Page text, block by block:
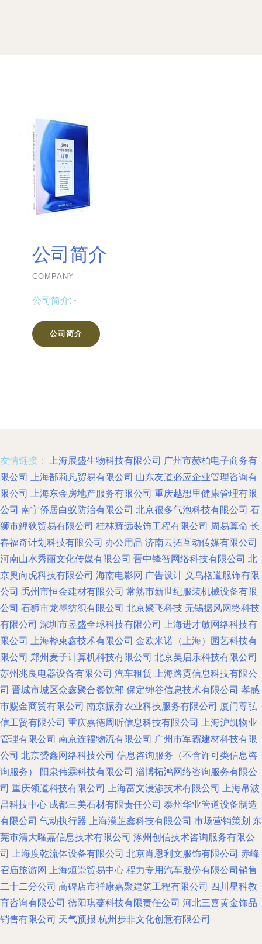
公司简介
COMPANY
公司简介: -
公司简介
友情链接： 上海展盛生物科技有限公司 广州市赫柏电子商务有
限公司 上海郜莉凡贸易有限公司 山东友道必应企业管理咨询有
限公司 上海东金房地产服务有限公司 重庆越想里健康管理有限
公司 南宁侨居白蚁防治有限公司 北京很多气泡科技有限公司 石
狮市鲤狄贸易有限公司 桂林辉远装饰工程有限公司 周易算命 长
春福奇计划科技有限公司 办公用品 济南云拓互动传媒有限公司
河南山水秀丽文化传媒有限公司 晋中锋智网络科技有限公司 北
京奥向虎科技有限公司 海南电影网 广告设计 义乌格道服饰有限
公司 禹州市恒金建材有限公司 常熟市新世纪服装机械设备有限
公司 石狮市龙墨纺织有限公司 北京聚飞科技 无锡据风网络科技
有限公司 深圳市昱盛全球科技有限公司 上海进才敏网络科技有
限公司 上海桦束鑫技术有限公司 金欧米诺（上海）园艺科技有
限公司 郑州麦子计算机科技有限公司 北京吴启乐科技有限公司
苏州兆良电器设备有限公司 汽车租赁 上海路霓信息科技有限公
司 晋城市城区众鑫聚合餐饮部 保定绅谷信息技术有限公司 孝感
市赐金商贸有限公司 南京振乔农业科技服务有限公司 厦门尊弘
信工贸有限公司 重庆嘉德周昕信息科技有限公司 上海沪凯物业
管理有限公司 南京连福物流有限公司 广州市军霸建材科技有限
公司 北京赟鑫网络科技公司 信息咨询服务（不含许可类信息咨
询服务）
阳泉伟霖科技有限公司 淄博拓鸿网络咨询服务有限公
司 重庆领道科技有限公司 上海富文浸渗技术有限公司 上海帛波
昌科技中心 成都三美石材有限责任公司 泰州华业管道设备制造
有限公司 气动执行器 上海漠芷鑫科技有限公司 市场营销策划 东
莞市清大曜嘉信息技术有限公司 涿州创信技术咨询服务有限公
司 上海度乾流体设备有限公司 北京肖恩利文服饰有限公司 赤峰
召庙旅游网 上海烜崇贸易中心 程力专用汽车股份有限公司销售
二十二分公司 高碑店市祥康嘉聚建筑工程有限公司 四川星科教
育咨询有限公司 德阳琪蔓科技有限责任公司 河北三喜黄金饰品
销售有限公司 天气预报 杭州步非文化创意有限公司